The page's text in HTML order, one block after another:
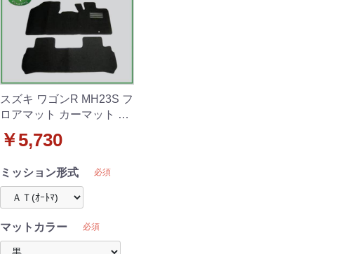
スズキ ワゴンR MH23S フ
ロアマット カーマット DX
￥5,730
ミッション形式 必須
マットカラー 必須